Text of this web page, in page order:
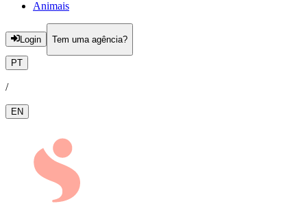
Animais
Login Tem uma agência?
PT
/
EN